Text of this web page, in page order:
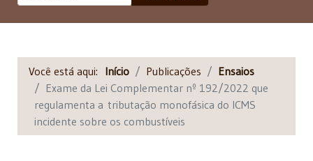
Você está aqui: Início Publicações
Ensaios
Exame da Lei Complementar nº 192/2022 que
regulamenta a tributação monofásica do ICMS
incidente sobre os combustíveis